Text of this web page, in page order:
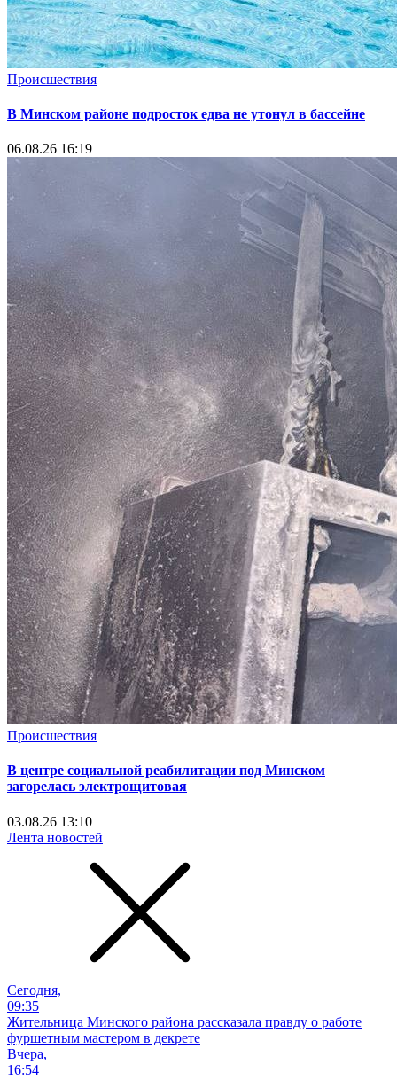
Происшествия
В Минском районе подросток едва не утонул в бассейне
06.08.26 16:19
Происшествия
В центре социальной реабилитации под Минском
загорелась электрощитовая
03.08.26 13:10
Лента новостей
Сегодня,
09:35
Жительница Минского района рассказала правду о работе
фуршетным мастером в декрете
Вчера,
16:54